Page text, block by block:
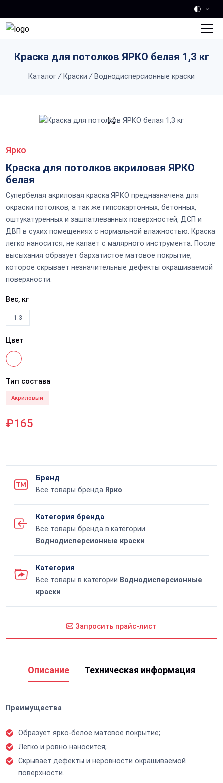
Краска для потолков ЯРКО белая 1,3 кг
Каталог / Краски / Воднодисперсионные краски
Ярко
Краска для потолков акриловая ЯРКО
белая
Супербелая акриловая краска ЯРКО предназначена для
окраски потолков, а так же гипсокартонных, бетонных,
оштукатуренных и зашпатлеванных поверхностей, ДСП и
ДВП в сухих помещениях с нормальной влажностью. Краска
легко наносится, не капает с малярного инструмента. После
высыхания образует бархатистое матовое покрытие,
которое скрывает незначительные дефекты окрашиваемой
поверхности.
Вес, кг
1.3
Цвет
Тип состава
Акриловый
₽165
Бренд
Все товары бренда Ярко
Категория бренда
Все товары бренда в категории
Воднодисперсионные краски
Категория
Все товары в категории Воднодисперсионные
краски
Запросить прайс-лист
Описание Техническая информация
Преимущества
Образует ярко-белое матовое покрытие;
Легко и ровно наносится;
Скрывает дефекты и неровности окрашиваемой
поверхности.